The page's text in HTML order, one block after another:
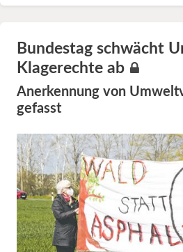
Bundestag schwächt
Klagerechte ab
Anerkennung von
gefasst